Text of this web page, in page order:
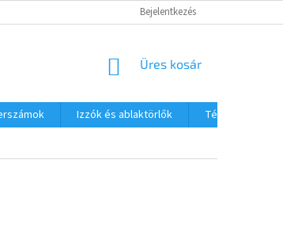
Bejelentkezés
KOSÁR
Üres kosár
Izzók és ablaktörlők
Téli termékek